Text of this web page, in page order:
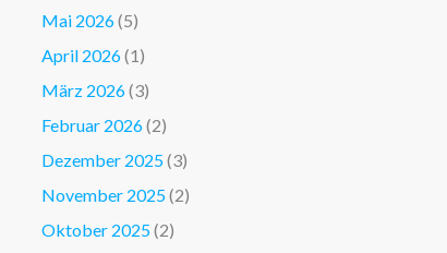
Mai 2026(5)
April 2026(1)
März 2026(3)
Februar 2026(2)
Dezember 2025(3)
November 2025(2)
Oktober 2025(2)